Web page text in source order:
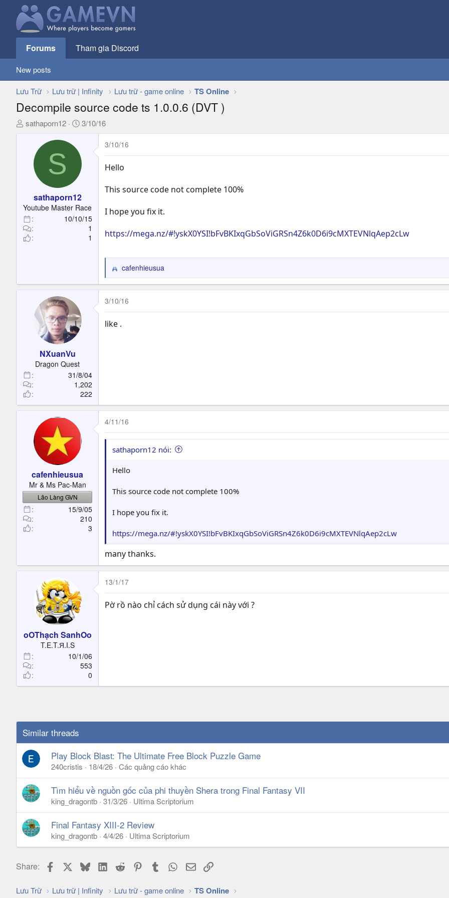
Forums Tham gia Discord
New posts
Lưu Trữ Lưu trữ | Infinity Lưu trữ - game online TS Online
Decompile source code ts 1.0.0.6 (DVT )
T
a
r
t
e
sathaporn12
N
g
3/10/16
S
sathaporn12
Youtube Master Race
10/10/15
1
1
3/10/16
Hello
This source code not complete 100%
I hope you fix it.
https://mega.nz/#!yskX0YSI!bFvBKIxqGbSoViGRSn4Z6k0D6i9cMXTEVNlqAep2cLw
R
e
a
c
t
o
cafenhieusua
NXuanVu
Dragon Quest
31/8/04
1,202
222
3/10/16
like .
cafenhieusua
Mr & Ms Pac-Man
Lão Làng GVN
15/9/05
210
3
4/11/16
sathaporn12 nói:
Hello
This source code not complete 100%
I hope you fix it.
https://mega.nz/#!yskX0YSI!bFvBKIxqGbSoViGRSn4Z6k0D6i9cMXTEVNlqAep2cLw
many thanks.
oOThạch SanhOo
T.E.T.Я.I.S
10/1/06
553
0
13/1/17
Pờ rồ nào chỉ cách sử dụng cái này với ?
Similar threads
Play Block Blast: The Ultimate Free Block Puzzle Game
240cristis 18/4/26 Các quảng cáo khác
Tìm hiểu về nguồn gốc của phi thuyền Shera trong Final Fantasy VII
king_dragontb 31/3/26 Ultima Scriptorium
Final Fantasy XIII-2 Review
king_dragontb 4/4/26 Ultima Scriptorium
Share: FacebookBlueskyLinkedIn
Reddit Pinterest
Tumblr WhatsApp
EmailLink
Lưu Trữ Lưu trữ | Infinity Lưu trữ - game online TS Online